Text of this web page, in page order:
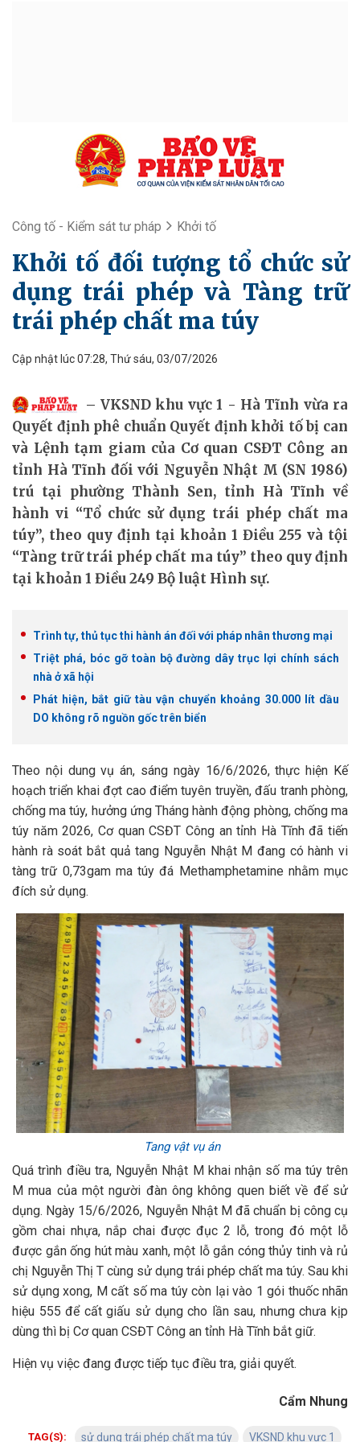
Công tố - Kiểm sát tư pháp Khởi tố
Khởi tố đối tượng tổ chức sử
dụng trái phép và Tàng trữ
trái phép chất ma túy
Cập nhật lúc 07:28, Thứ sáu, 03/07/2026
VKSND khu vực 1 - Hà Tĩnh vừa ra
Quyết định phê chuẩn Quyết định khởi tố bị can
và Lệnh tạm giam của Cơ quan CSĐT Công an
tỉnh Hà Tĩnh đối với Nguyễn Nhật M (SN 1986)
trú tại phường Thành Sen, tỉnh Hà Tĩnh về
hành vi “Tổ chức sử dụng trái phép chất ma
túy”, theo quy định tại khoản 1 Điều 255 và tội
“Tàng trữ trái phép chất ma túy” theo quy định
tại khoản 1 Điều 249 Bộ luật Hình sự.
Trình tự, thủ tục thi hành án đối với pháp nhân thương mại
Triệt phá, bóc gỡ toàn bộ đường dây trục lợi chính sách
nhà ở xã hội
Phát hiện, bắt giữ tàu vận chuyển khoảng 30.000 lít dầu
DO không rõ nguồn gốc trên biển
Theo nội dung vụ án, sáng ngày 16/6/2026, thực hiện Kế
hoạch triển khai đợt cao điểm tuyên truyền, đấu tranh phòng,
chống ma túy, hưởng ứng Tháng hành động phòng, chống ma
túy năm 2026, Cơ quan CSĐT Công an tỉnh Hà Tĩnh đã tiến
hành rà soát bắt quả tang Nguyễn Nhật M đang có hành vi
tàng trữ 0,73gam ma túy đá Methamphetamine nhằm mục
đích sử dụng.
Tang vật vụ án
Quá trình điều tra, Nguyễn Nhật M khai nhận số ma túy trên
M mua của một người đàn ông không quen biết về để sử
dụng. Ngày 15/6/2026, Nguyễn Nhật M đã chuẩn bị công cụ
gồm chai nhựa, nắp chai được đục 2 lỗ, trong đó một lỗ
được gắn ống hút màu xanh, một lỗ gắn cóng thủy tinh và rủ
chị Nguyễn Thị T cùng sử dụng trái phép chất ma túy. Sau khi
sử dụng xong, M cất số ma túy còn lại vào 1 gói thuốc nhãn
hiệu 555 để cất giấu sử dụng cho lần sau, nhưng chưa kịp
dùng thì bị Cơ quan CSĐT Công an tỉnh Hà Tĩnh bắt giữ.
Hiện vụ việc đang được tiếp tục điều tra, giải quyết.
Cẩm Nhung
TAG(S): sử dụng trái phép chất ma túy VKSND khu vực 1